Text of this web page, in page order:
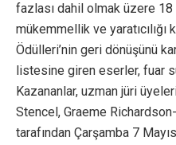
fazlası dahil olmak üzere
mükemmellik ve yaratıcılığı
Ödülleri’nin geri dönüşünü
listesine giren eserler, fuar
Kazananlar, uzman jüri
Stencel, Graeme
tarafından Çarşamba 7